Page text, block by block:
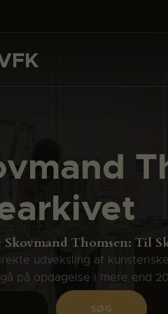
Skovmand Thomsen: Til
udveksling af
på opdagelse i mere end